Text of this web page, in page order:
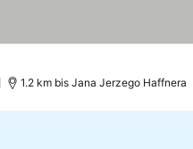
1.2 km bis Jana Jerzego Haffnera